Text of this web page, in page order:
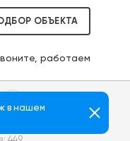
ОБЪЕКТА
работаем
в нашем